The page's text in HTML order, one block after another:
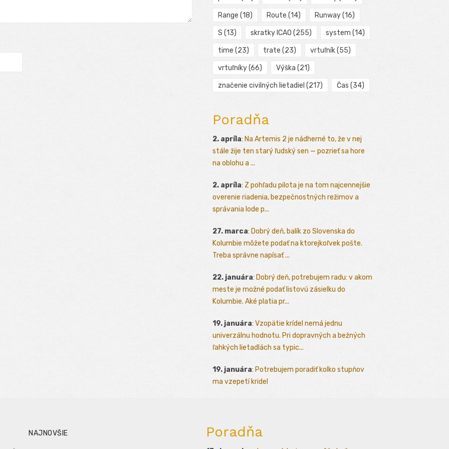
Range (18) Route (14) Runway(16)
S (13) skratky ICAO (255) system (14)
time (23) trate (23) vrtuľník(55)
vrtuľníky(66) Výška (21)
značenie civilných lietadiel (217) Čas (34)
Poradňa
2. apríla: Na Artemis 2 je nádherné to, že v nej
stále žije ten starý ľudský sen — pozrieť sa hore
na oblohu a ...
2. apríla: Z pohľadu pilota je na tom najcennejšie
overenie riadenia, bezpečnostných režimov a
správania lode p...
27. marca: Dobrý deň, balík zo Slovenska do
Kolumbie môžete podať na ktorejkoľvek pošte.
Treba správne napísať ...
22. januára: Dobrý deň, potrebujem radu: v akom
meste je možné podať listovú zásielku do
Kolumbie. Aké platia pr...
19. januára: Vzopätie krídel nemá jednu
univerzálnu hodnotu. Pri dopravných a bežných
ľahkých lietadlách sa typic...
19. januára: Potrebujem poradiť kolko stupňov
ma vzepetí kridel
NAJNOVŠIE Poradňa